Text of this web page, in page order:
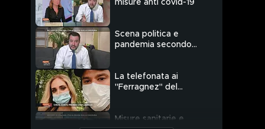
misure anti covid-19
Scena politica e
pandemia secondo
La telefonata ai
"Ferragnez" del
Misure sanitarie e